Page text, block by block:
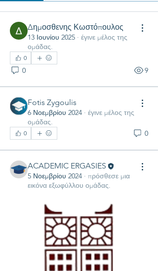
Δημοσθενης Κωστόπουλος
13 Ιουνίου 2025 · έγινε μέλος της
ομάδας.
0
0 9
Fotis Zygoulis
6 Νοεμβρίου 2024 · έγινε μέλος της
ομάδας.
0 0
ACADEMIC ERGASIES
5 Νοεμβρίου 2024 · πρόσθεσε μια
εικόνα εξωφύλλου ομάδας.